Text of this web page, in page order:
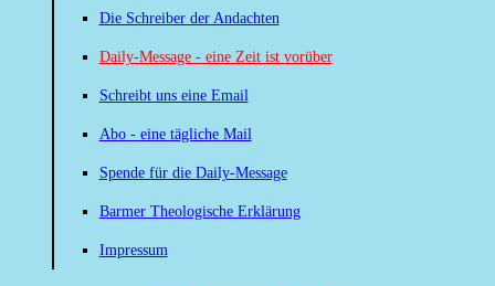
Die Schreiber der Andachten
Daily-Message - eine Zeit ist vorüber
Schreibt uns eine Email
Abo - eine tägliche Mail
Spende für die Daily-Message
Barmer Theologische Erklärung
Impressum